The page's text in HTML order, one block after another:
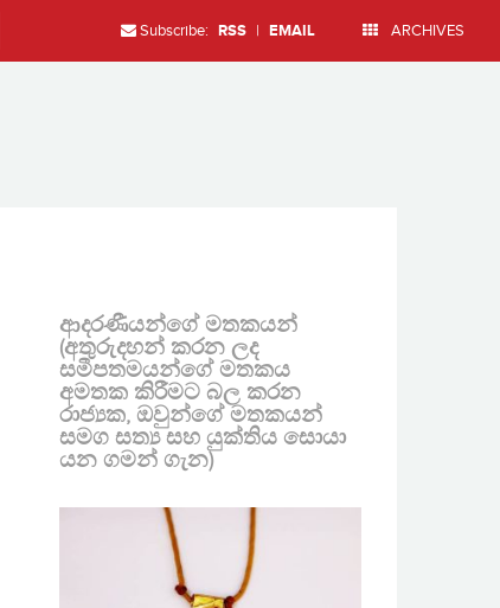
Subscribe: RSS | EMAIL ARCHIVES
ආදරණීයන්ගේ මතකයන්
(අතුරුදහන් කරන ලද
සමීපතමයන්ගේ මතකය
අමතක කිරීමට බල කරන
රාජ්‍යක, ඔවුන්ගේ මතකයන්
සමග සත්‍ය සහ යුක්තිය සොයා
යන ගමන් ගැන)